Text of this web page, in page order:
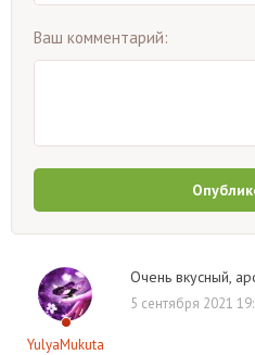
Ваш комментарий:
YulyaMukuta
Очень вкусный,
5 сентября 2021